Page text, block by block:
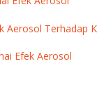
Aerosol Terhadap
Efek Aerosol